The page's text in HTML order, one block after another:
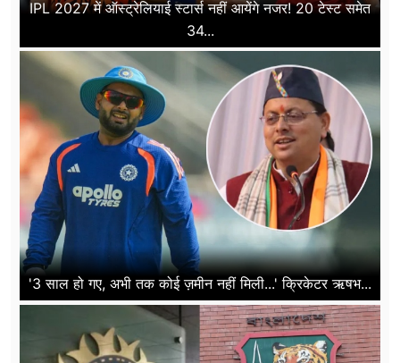
IPL 2027 में ऑस्ट्रेलियाई स्टार्स नहीं आयेंगे नजर! 20 टेस्ट समेत
34...
'3 साल हो गए, अभी तक कोई ज़मीन नहीं मिली...' क्रिकेटर ऋषभ...